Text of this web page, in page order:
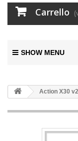
Carrello
SHOW MENU
Action X30